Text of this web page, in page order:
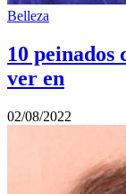
Belleza
10 peinados
ver en
02/08/2022